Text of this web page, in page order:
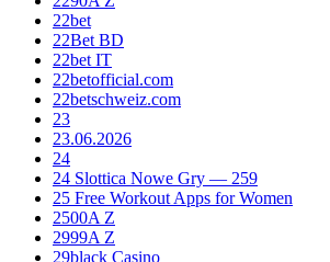
22bet
22Bet BD
22bet IT
22betofficial.com
22betschweiz.com
23
23.06.2026
24
24 Slottica Nowe Gry — 259
25 Free Workout Apps for Women
2500A Z
2999A Z
29black Casino